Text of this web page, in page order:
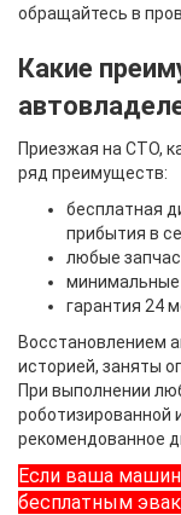
обращайтесь в
Какие
Приезжая на СТО,
ряд преимуществ:
бесплатная
прибытия в
любые
минимальные
гарантия 24
Восстановлением
историей, заняты
При выполнении
роботизированной
рекомендованное
Если ваша
бесплатным